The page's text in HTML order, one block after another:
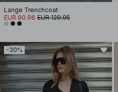
Lange Trenchcoat
EUR 90.96 EUR 129.95
-30%